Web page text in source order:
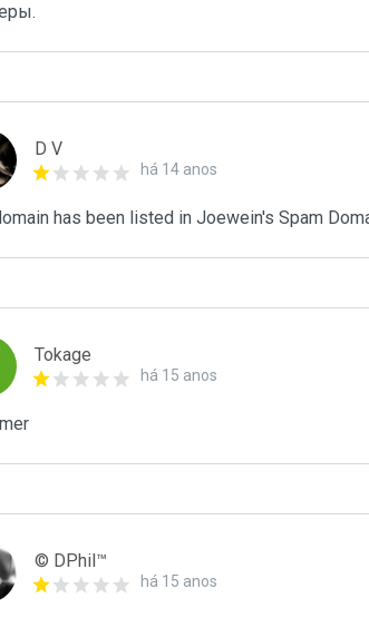
D V
há 14 anos
has been listed in Joewein's Spam
Tokage
há 15 anos
© DPhil™
há 15 anos